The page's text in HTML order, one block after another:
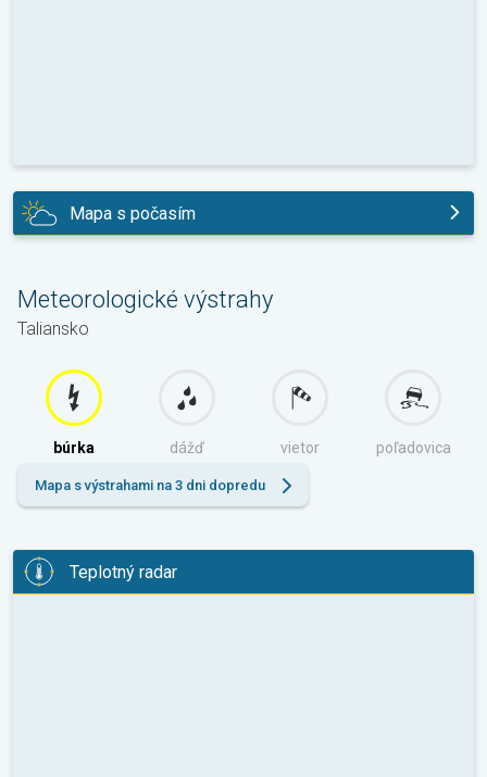
Mapa s počasím
Meteorologické výstrahy
Taliansko
búrka dážď vietor poľadovica
Mapa s výstrahami na 3 dni dopredu
Teplotný radar